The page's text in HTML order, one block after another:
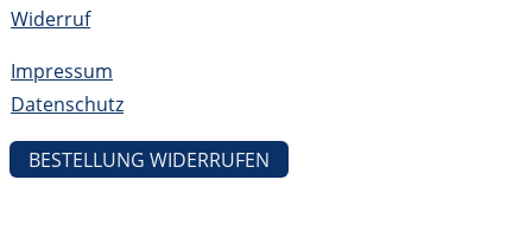
Widerruf
Impressum
Datenschutz
BESTELLUNG WIDERRUFEN